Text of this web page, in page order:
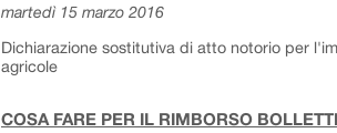
martedì 15 marzo 2016
Dichiarazione sostitutiva di atto notorio per
agricole
COSA FARE PER IL RIMBORSO